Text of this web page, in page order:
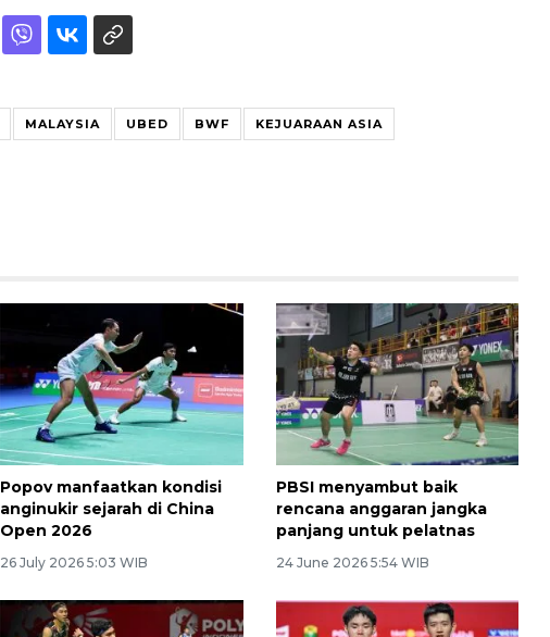
MALAYSIA UBED BWF KEJUARAAN ASIA
Popov manfaatkan kondisi
anginukir sejarah di China
Open 2026
26 July 2026 5:03 WIB
PBSI menyambut baik
rencana anggaran jangka
panjang untuk pelatnas
24 June 2026 5:54 WIB
tumbuh 5,29 persen